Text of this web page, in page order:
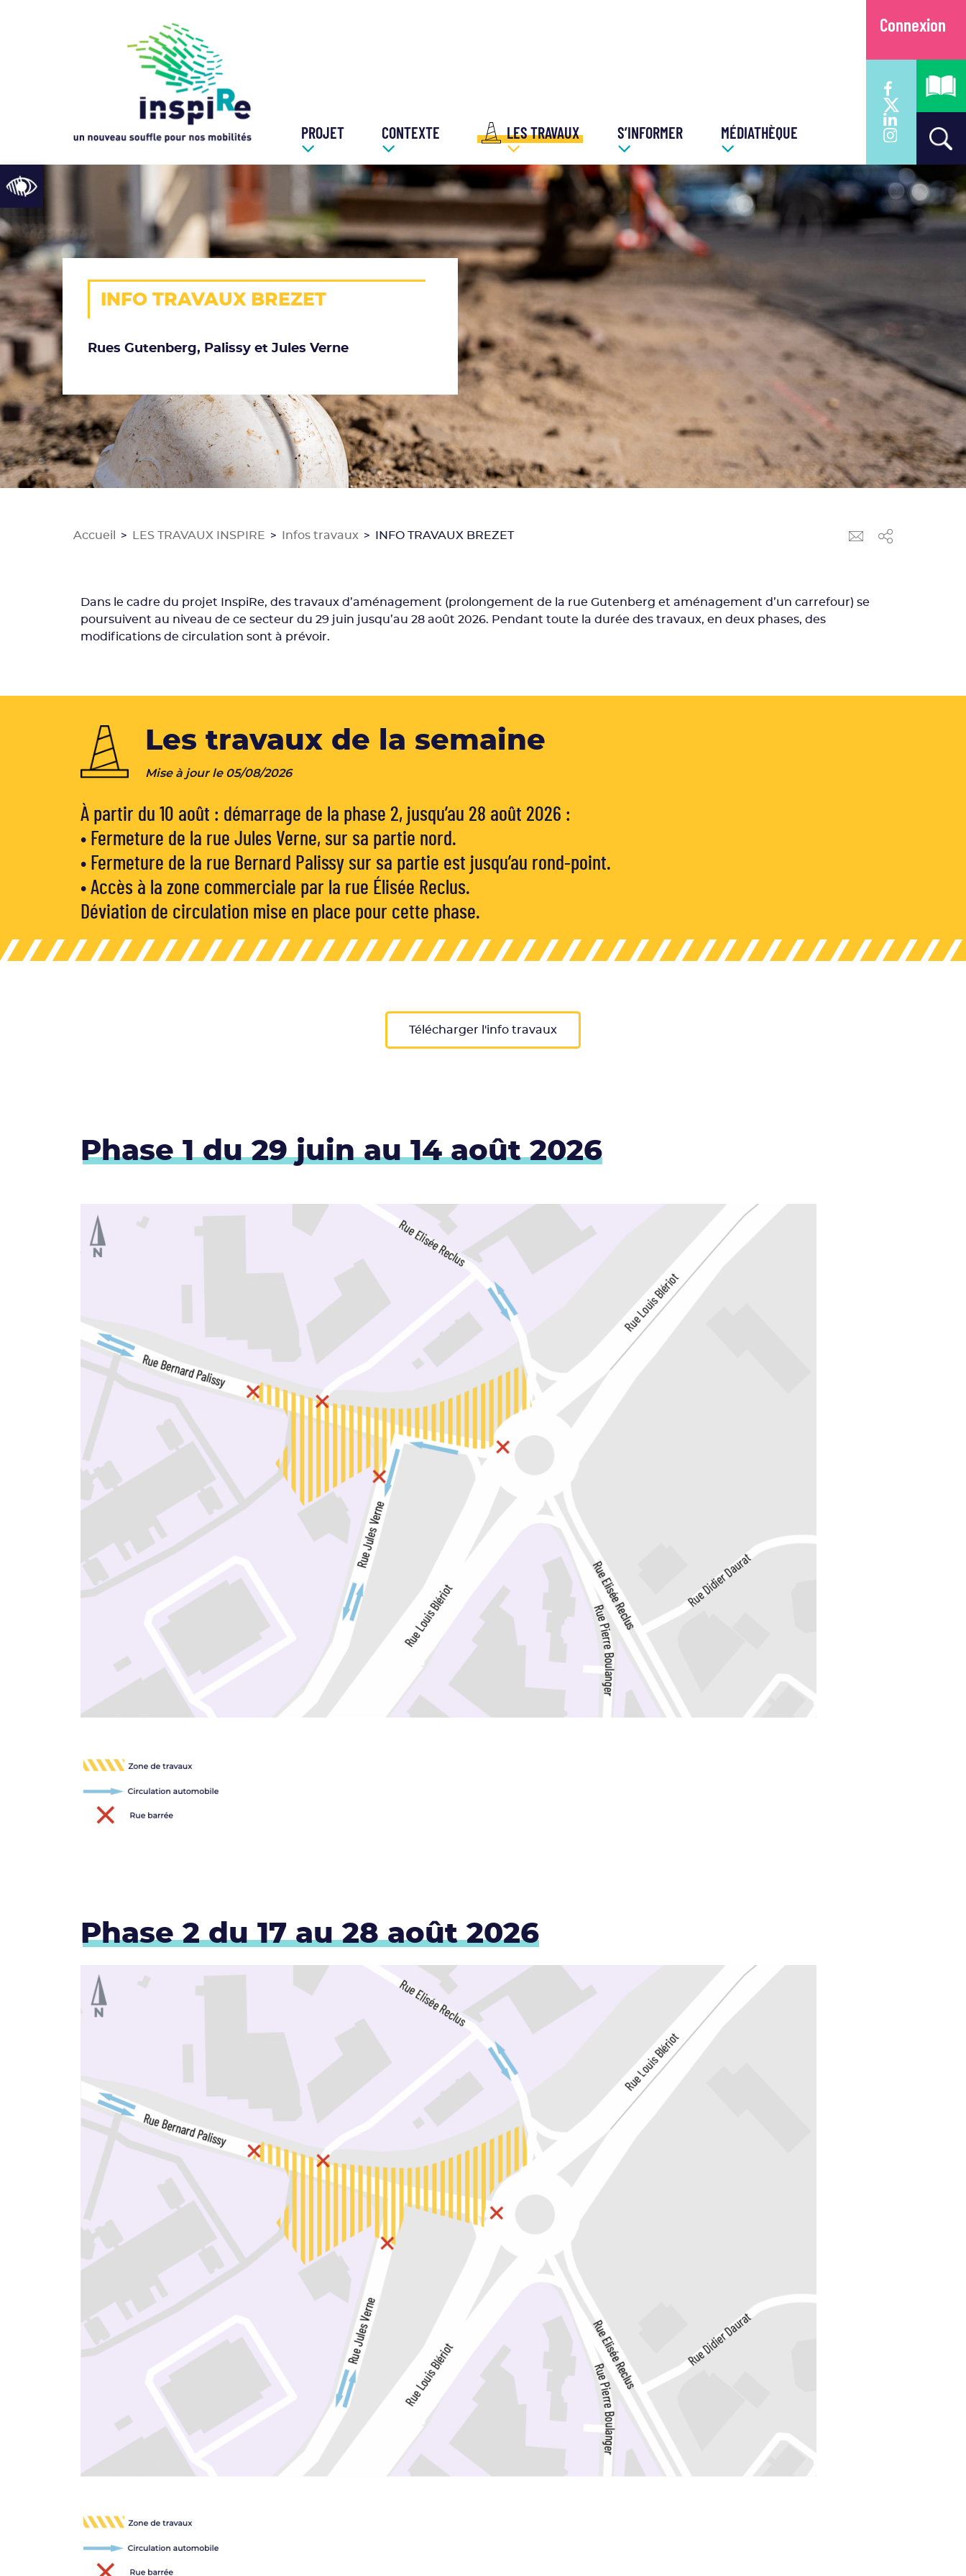
Open toolbar
PROJET CONTEXTE LES TRAVAUX S’INFORMER MÉDIATHÈQUE
Connexion
INFO TRAVAUX BREZET
Rues Gutenberg, Palissy et Jules Verne
Accueil > LES TRAVAUX INSPIRE > Infos travaux > INFO TRAVAUX BREZET
Dans le cadre du projet InspiRe, des travaux d’aménagement (prolongement de la rue Gutenberg et aménagement d’un carrefour) se
poursuivent au niveau de ce secteur du 29 juin jusqu’au 28 août 2026. Pendant toute la durée des travaux, en deux phases, des
modifications de circulation sont à prévoir.
Les travaux de la semaine
Mise à jour le 05/08/2026
À partir du 10 août : démarrage de la phase 2, jusqu’au 28 août 2026 :
• Fermeture de la rue Jules Verne, sur sa partie nord.
• Fermeture de la rue Bernard Palissy sur sa partie est jusqu’au rond-point.
• Accès à la zone commerciale par la rue Élisée Reclus.
Déviation de circulation mise en place pour cette phase.
Télécharger l'info travaux
Phase 1 du 29 juin au 14 août 2026
Phase 2 du 17 au 28 août 2026